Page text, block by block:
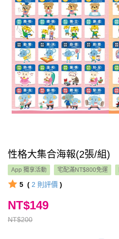
性格大集合海報(2張/組)
App 獨享活動 宅配滿NT$800免運
5 ( 2 則評價 )
NT$200
NT$149